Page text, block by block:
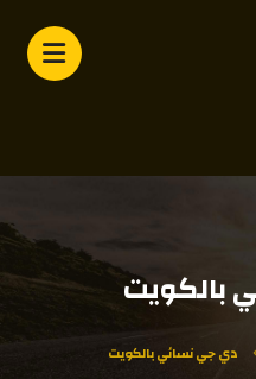
بالكويت
دي جي نسائي بالكويت